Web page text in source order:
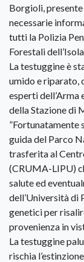
Borgioli, presente
necessarie
tutti la Polizia
Forestali
La testuggine è
umido e riparato,
esperti dell’Arma
della Stazione di
”Fortunatamente
guida del Parco
trasferita al
(CRUMA-LIPU)
salute ed
dell’Università di
genetici per
provenienza in
La testuggine
rischia